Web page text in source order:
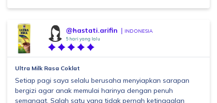
@hastati.arifin INDONESIA
5 hari yang lalu
Ultra Milk Rasa Coklat
Setiap pagi saya selalu berusaha menyiapkan sarapan
bergizi agar anak memulai harinya dengan penuh
semangat. Salah satu yang tidak pernah ketinggalan